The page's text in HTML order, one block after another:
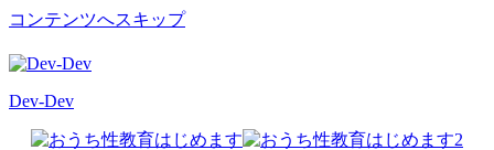
コンテンツへスキップ
Dev-Dev